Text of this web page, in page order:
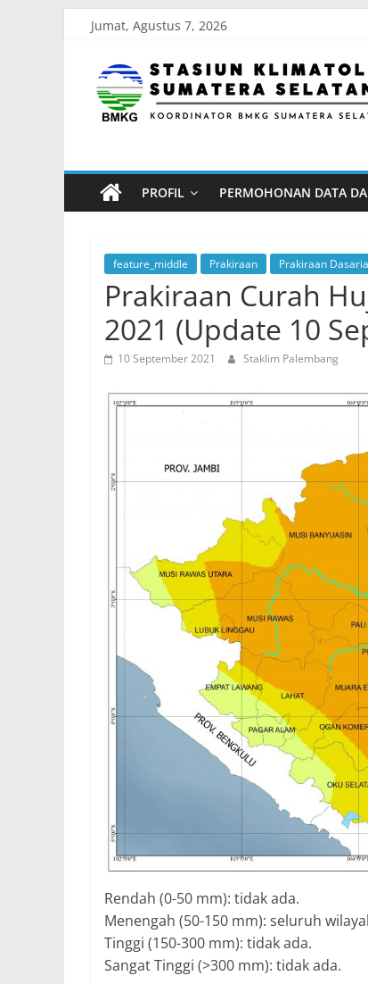
content
Jumat, Agustus 7, 2026
Stasiun
Klimatologi
Sumatera
Selatan
Koordinator
BMKG
Sumatera
Selatan
PROFIL PERMOHONAN DATA
feature_middle Prakiraan Prakiraan
Prakiraan Curah
2021 (Update 10
10 September 2021 Staklim Palembang
Rendah (0-50 mm): tidak ada.
Menengah (50-150 mm): seluruh
Tinggi (150-300 mm): tidak ada.
Sangat Tinggi (>300 mm): tidak ada.